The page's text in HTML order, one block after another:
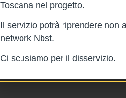
Toscana nel progetto.
Il servizio potrà riprendere non
network Nbst.
Ci scusiamo per il disservizio.